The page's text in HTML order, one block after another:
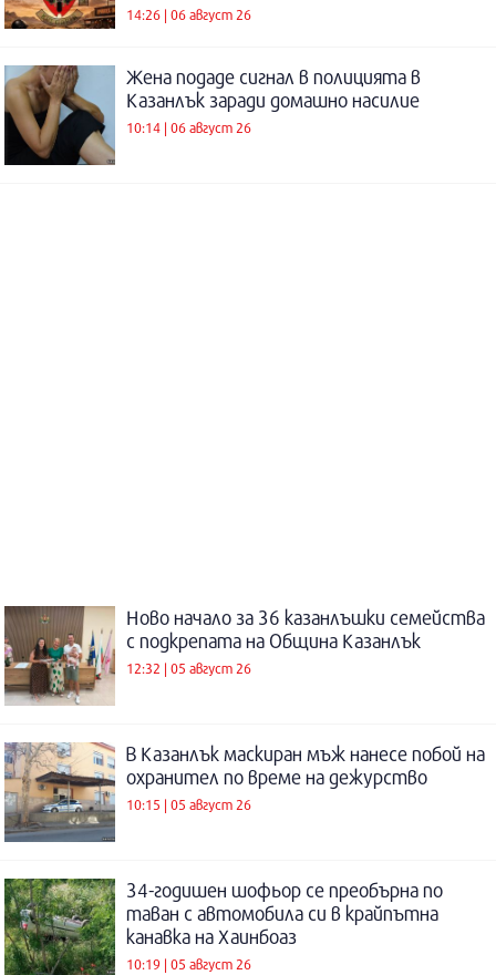
14:26 | 06 август 26
Жена подаде сигнал в полицията в
Казанлък заради домашно насилие
10:14 | 06 август 26
Ново начало за 36 казанлъшки семейства
с подкрепата на Община Казанлък
12:32 | 05 август 26
В Казанлък маскиран мъж нанесе побой на
охранител по време на дежурство
10:15 | 05 август 26
34-годишен шофьор се преобърна по
таван с автомобила си в крайпътна
канавка на Хаинбоаз
10:19 | 05 август 26